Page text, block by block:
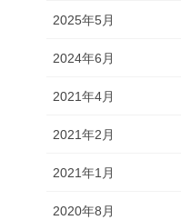
2025年5月
2024年6月
2021年4月
2021年2月
2021年1月
2020年8月